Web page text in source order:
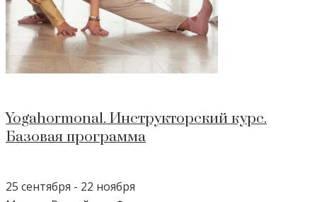
Yogahormonal. Инструкторский курс.
Базовая программа
25 сентября - 22 ноября